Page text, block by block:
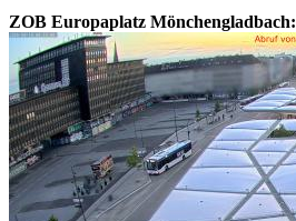
ZOB Europaplatz Mönchengladbach: